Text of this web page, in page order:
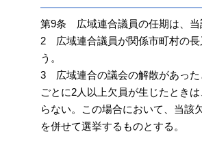
第9条 広域連合議員の任期は、当
2 広域連合議員が関係市町村の長
う。
3 広域連合の議会の解散があった
ごとに2人以上欠員が生じたとき
らない。この場合において、当該
を併せて選挙するものとする。